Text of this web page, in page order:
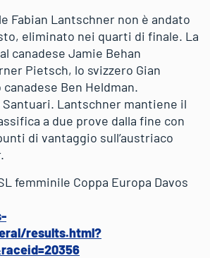
Fabian Lantschner non è andato
eliminato nei quarti di finale. La
canadese Jamie Behan
Pietsch, lo svizzero Gian
canadese Ben Heldman.
Santuari. Lantschner mantiene il
a due prove dalla fine con
di vantaggio sull’austriaco
femminile Coppa Europa Davos
results.html?